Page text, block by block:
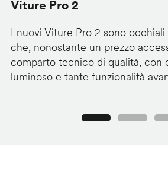
Viture Pro 2
I nuovi Viture Pro 2 sono
che, nonostante un prezzo
comparto tecnico di qualità, con
luminoso e tante funzionalità